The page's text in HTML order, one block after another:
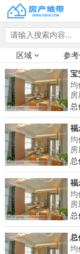
区域 参
均
房
总
均
房
总
均
房
总
总
均